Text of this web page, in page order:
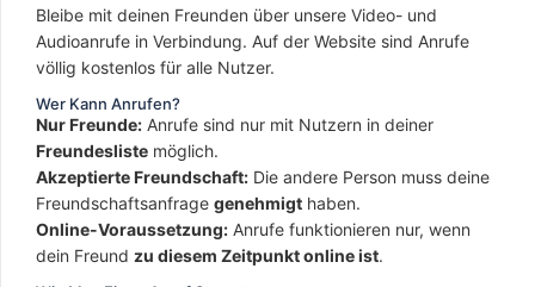
Bleibe mit deinen Freunden über unsere Video- und
Audioanrufe in Verbindung. Auf der Website sind Anrufe
völlig kostenlos für alle Nutzer.
Wer Kann Anrufen?
Nur Freunde: Anrufe sind nur mit Nutzern in deiner
Freundesliste möglich.
Akzeptierte Freundschaft: Die andere Person muss deine
Freundschaftsanfrage genehmigt haben.
Online-Voraussetzung: Anrufe funktionieren nur, wenn
dein Freund zu diesem Zeitpunkt online ist.